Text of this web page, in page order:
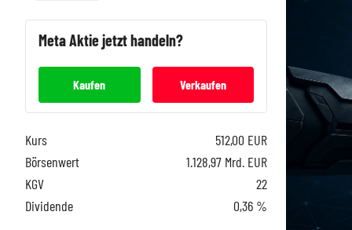
MetaAktie jetzt handeln?
Kaufen Verkaufen
Kurs 512,00 EUR
Börsenwert
1.128,97 Mrd. EUR
KGV
22
Dividende
0,36 %